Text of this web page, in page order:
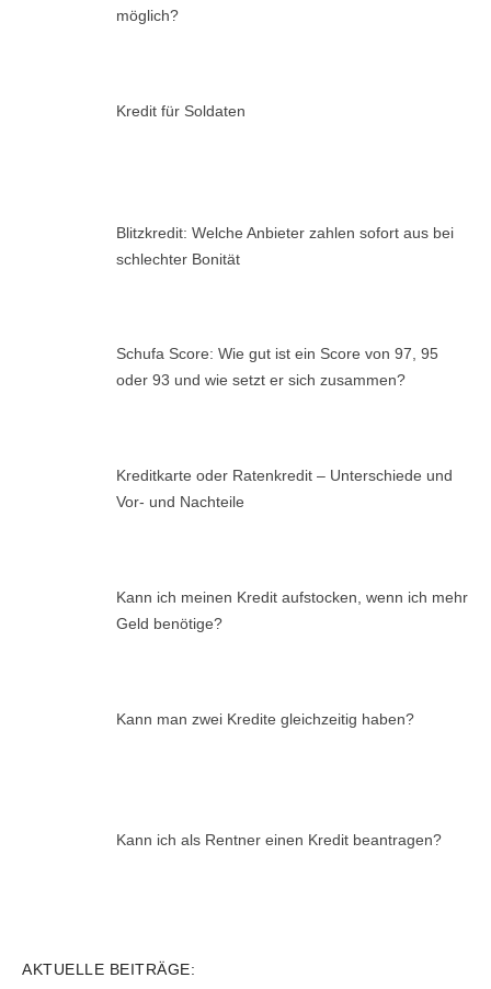
möglich?
Kredit für Soldaten
Blitzkredit: Welche Anbieter zahlen sofort aus bei
schlechter Bonität
Schufa Score: Wie gut ist ein Score von 97, 95
oder 93 und wie setzt er sich zusammen?
Kreditkarte oder Ratenkredit – Unterschiede und
Vor- und Nachteile
Kann ich meinen Kredit aufstocken, wenn ich mehr
Geld benötige?
Kann man zwei Kredite gleichzeitig haben?
Kann ich als Rentner einen Kredit beantragen?
AKTUELLE BEITRÄGE: